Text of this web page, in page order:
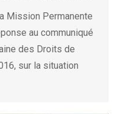
Mission Permanente
au communiqué
des Droits de
sur la situation